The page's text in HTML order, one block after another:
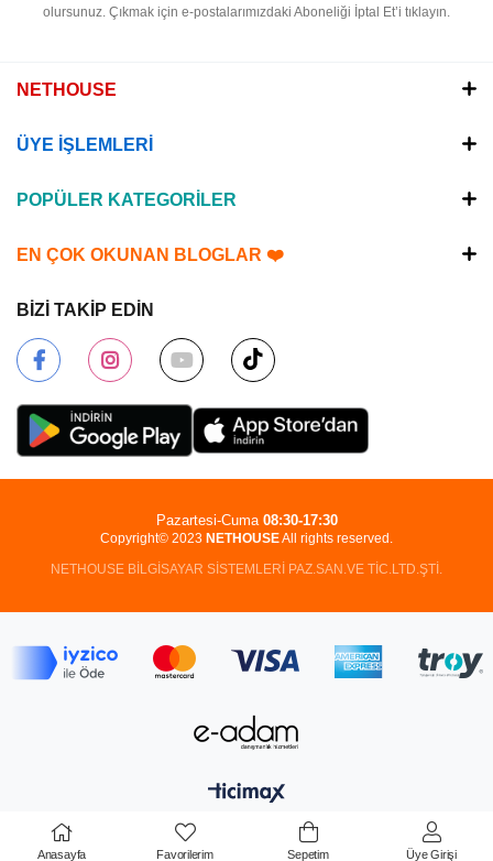
olursunuz. Çıkmak için e-postalarımızdaki Aboneliği İptal Et’i tıklayın.
NETHOUSE
ÜYE İŞLEMLERİ
POPÜLER KATEGORİLER
EN ÇOK OKUNAN BLOGLAR ❤️
BİZİ TAKİP EDİN
Copyright© 2023 NETHOUSEAll rights reserved.
NETHOUSE BİLGİSAYAR SİSTEMLERİ PAZ.SAN.VE TİC.LTD.ŞTİ.
Pazartesi-Cuma 08:30-17:30
Anasayfa Favorilerim Sepetim Üye Girişi